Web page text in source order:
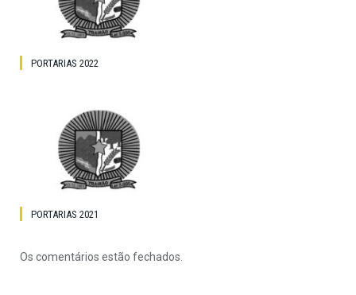
PORTARIAS 2022
PORTARIAS 2021
Os comentários estão fechados.